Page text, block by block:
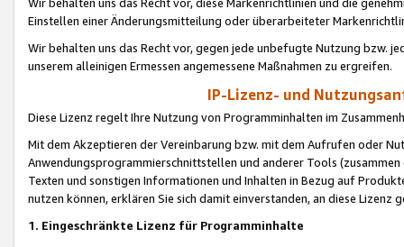
Einstellen einer Änderungsmitteilung oder überarbeiteter
Wir behalten uns das Recht vor, gegen jede unbefugte Nutzung bzw.
unserem alleinigen Ermessen angemessene Maßnahmen zu ergreifen.
IP-Lizenz- und
Diese Lizenz regelt Ihre Nutzung von Programminhalten im
Mit dem Akzeptieren der Vereinbarung bzw. mit dem Aufrufen oder
Anwendungsprogrammierschnittstellen und anderer Tools (zusammen
Texten und sonstigen Informationen und Inhalten in Bezug auf
nutzen können, erklären Sie sich damit einverstanden, an diese Lizenz
1. Eingeschränkte Lizenz für Programminhalte